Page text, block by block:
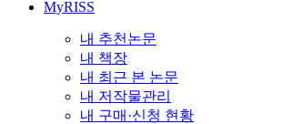
MyRISS
내 추천논문
내 책장
내 최근 본 논문
내 저작물관리
내 구매·신청 현황